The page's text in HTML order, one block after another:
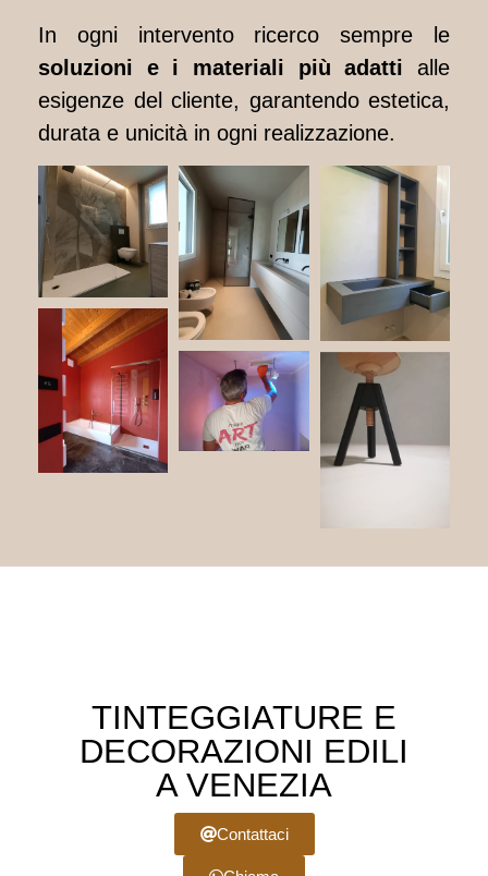
In ogni intervento ricerco sempre le
soluzioni e i materiali più adatti alle
esigenze del cliente, garantendo estetica,
durata e unicità in ogni realizzazione.
TINTEGGIATURE E
DECORAZIONI EDILI
A VENEZIA
Contattaci